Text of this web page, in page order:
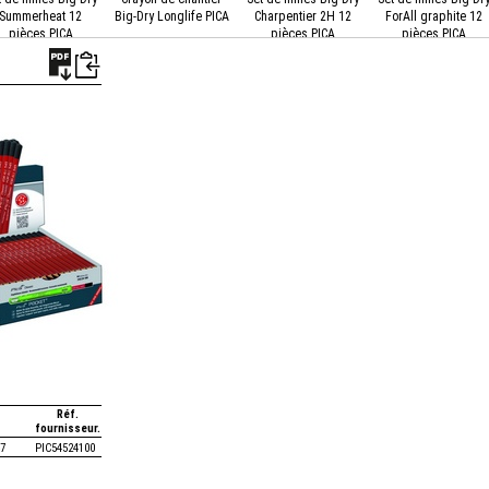
Summerheat 12
pièces PICA
Big-Dry Longlife PICA
Charpentier 2H 12
pièces PICA
ForAll graphite 12
pièces PICA